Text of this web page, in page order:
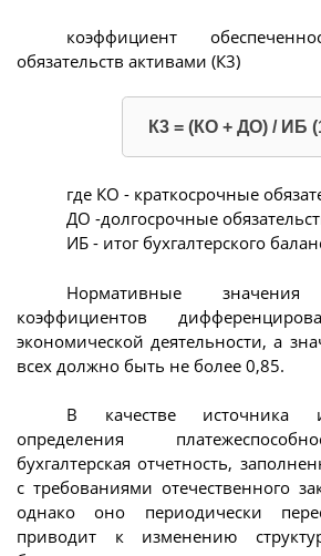
коэффициент
обязательств активами (К3)
К3 = (КО + ДО) / ИБ
где КО - краткосрочные
ДО -долгосрочные
ИБ - итог бухгалтерского
Нормативные
коэффициентов
экономической деятельности, а
всех должно быть не более 0,85.
В качестве источника
определения
бухгалтерская отчетность,
с требованиями отечественного
однако оно периодически
приводит к изменению